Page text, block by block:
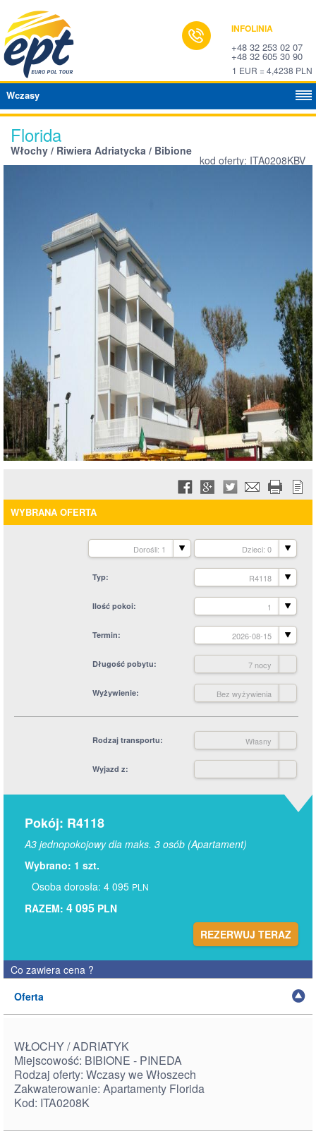
INFOLINIA
+48 32 253 02 07
+48 32 605 30 90
1 EUR = 4,4238 PLN
Wczasy
Florida
Włochy / Riwiera Adriatycka / Bibione
kod oferty: ITA0208KBV
WYBRANA OFERTA
Dorośli: 1 Dzieci: 0
Typ R4118
Ilość pokoi 1
Termin 2026-08-15
Długość pobytu 7 nocy
Wyżywienie Bez wyżywienia
Rodzaj transportu Własny
Wyjazd z
Pokój: R4118
A3 jednopokojowy dla maks. 3 osób (Apartament)
Wybrano: 1 szt.
Osoba dorosła: 4 095 PLN
RAZEM: 4 095 PLN
REZERWUJ TERAZ
Co zawiera cena ?
Oferta
WŁOCHY / ADRIATYK
Miejscowość: BIBIONE - PINEDA
Rodzaj oferty: Wczasy we Włoszech
Zakwaterowanie: Apartamenty Florida
Kod: ITA0208K